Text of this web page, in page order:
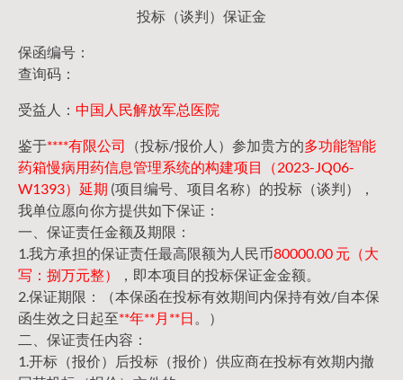
投标（谈判）保证金
保函编号：
查询码：
受益人： 中国人民解放军总医院
鉴于****有限公司 （投标/报价人）参加贵方的多功能智能
药箱慢病用药信息管理系统的构建项目（2023-JQ06-
W1393）延期 (项目编号、项目名称）的投标（谈判），
我单位愿向你方提供如下保证：
一、保证责任金额及期限：
1.我方承担的保证责任最高限额为人民币80000.00 元（大
写：捌万元整）
，即本项目的投标保证金金额。
2.保证期限：（本保函在投标有效期间内保持有效/自本保
函生效之日起至**年**月**日 。）
二、保证责任内容：
1.开标（报价）后投标（报价）供应商在投标有效期内撤